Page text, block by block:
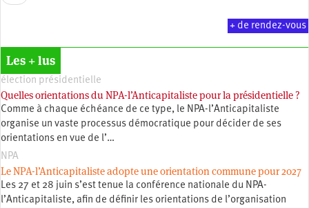
précédente
+ de rendez-vous
Les + lus
élection présidentielle
Quelles orientations du NPA-l’Anticapitaliste pour la présidentielle ?
Comme à chaque échéance de ce type, le NPA-l’Anticapitaliste
organise un vaste processus démocratique pour décider de ses
orientations en vue de l’…
NPA
Le NPA-l’Anticapitaliste adopte une orientation commune pour 2027
Les 27 et 28 juin s’est tenue la conférence nationale du NPA-
l’Anticapitaliste, afin de définir les orientations de l’organisation